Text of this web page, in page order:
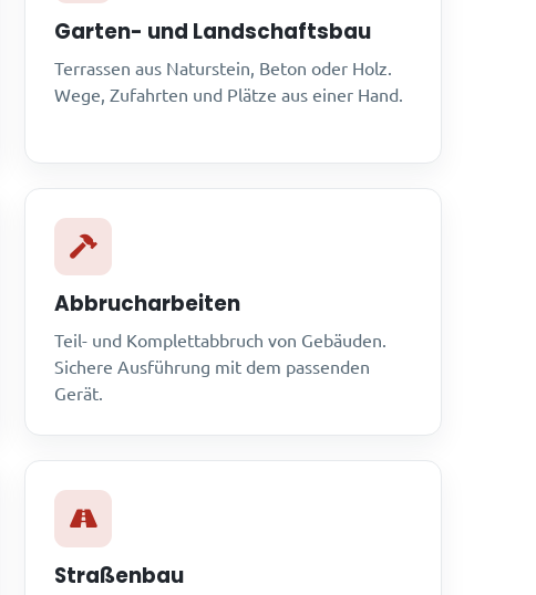
Garten- und Landschaftsbau
Terrassen aus Naturstein, Beton oder Holz.
Wege, Zufahrten und Plätze aus einer Hand.
Abbrucharbeiten
Teil- und Komplettabbruch von Gebäuden.
Sichere Ausführung mit dem passenden
Gerät.
Straßenbau